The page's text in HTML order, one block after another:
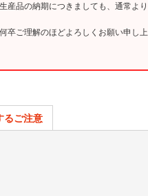
産品の納期につきましても、通常より
卒ご理解のほどよろしくお願い申し上
るご注意